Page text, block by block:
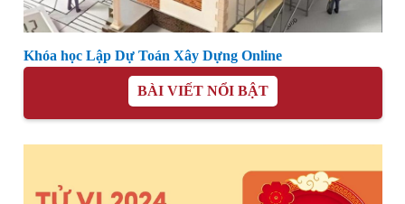
Khóa học Lập Dự Toán Xây Dựng Online
BÀI VIẾT NỔI BẬT